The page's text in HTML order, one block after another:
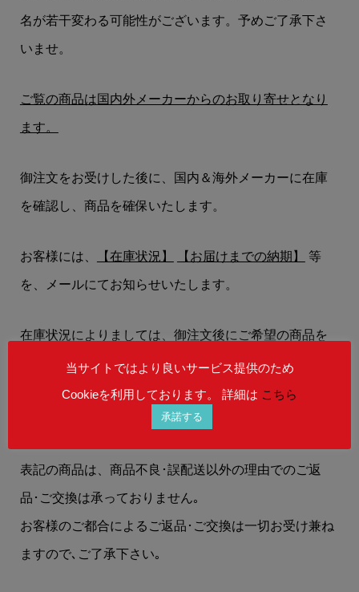
名が若干変わる可能性がございます。予めご了承下さ
いませ。
ご覧の商品は国内外メーカーからのお取り寄せとなり
ます。
御注文をお受けした後に、国内＆海外メーカーに在庫
を確認し、商品を確保いたします。
お客様には、 【在庫状況】 【お届けまでの納期】 等
を、メールにてお知らせいたします。
在庫状況によりましては、御注文後にご希望の商品を
ご用意することができない場合もございます。
予めご理解を賜りますよう、何卒お願い申し上げま
表記の商品は、商品不良･誤配送以外の理由でのご返
品･ご交換は承っておりません｡
お客様のご都合によるご返品･ご交換は一切お受け兼ね
ますので､ご了承下さい｡
当サイトではより良いサービス提供のため
Cookieを利用しております。 詳細は こちら
承諾する